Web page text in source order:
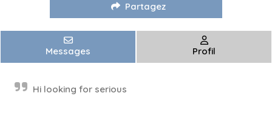
Partagez
Messages Profil
Hi looking for serious